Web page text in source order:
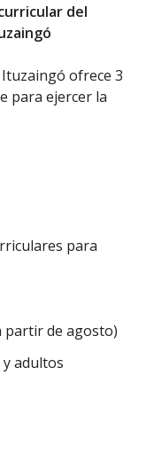
del
Ituzaingó ofrece 3
para ejercer la
para
partir de agosto)
adultos